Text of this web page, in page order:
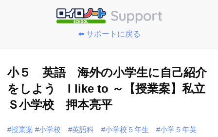
⬅️ サポートに戻る
小５ 英語 海外の小学生に自己紹介
をしよう I like to ～【授業案】私立
Ｓ小学校 押本亮平
#授業案 #小学校 #英語科 #小学校５年生
#小学５年英